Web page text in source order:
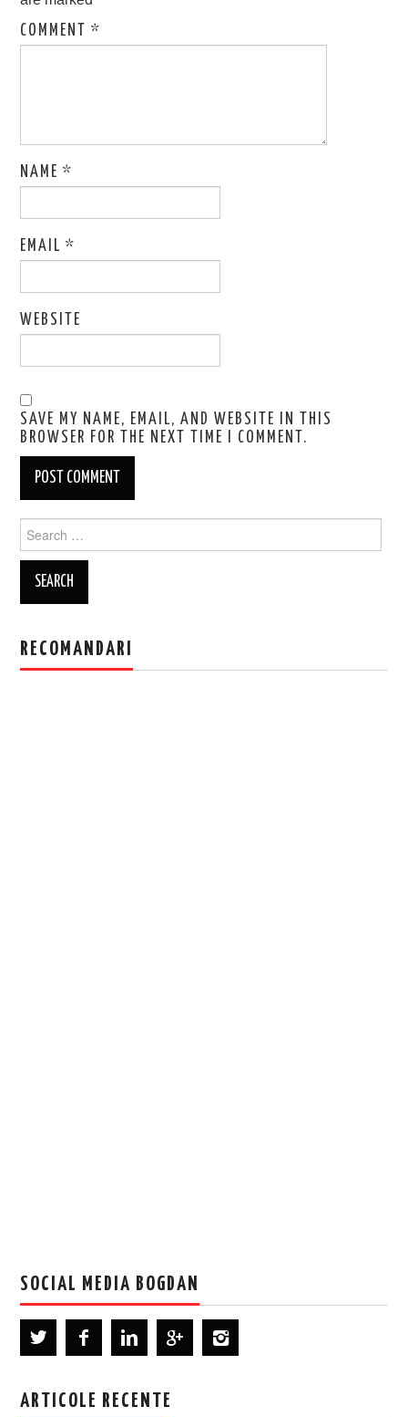
COMMENT*
NAME*
EMAIL*
WEBSITE
SAVE MY NAME, EMAIL, AND WEBSITE IN THIS
BROWSER FOR THE NEXT TIME I COMMENT.
for:
RECOMANDARI
SOCIAL MEDIA BOGDAN
ARTICOLE RECENTE